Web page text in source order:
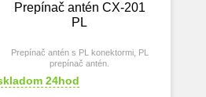
Prepínač antén CX-201
PL
Prepínač antén s PL konektormi, PL
prepínač antén.
24hod